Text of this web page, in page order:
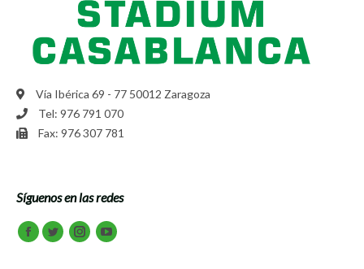
Vía Ibérica 69 - 77 50012 Zaragoza
Tel: 976 791 070
Fax: 976 307 781
Síguenos en las redes
Encuéntranos en:
Facebook
TwitterInstagramYoutube